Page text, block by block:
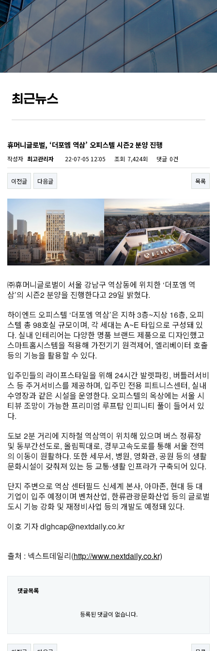
최근뉴스
휴머니글로벌, ‘더포엠 역삼’ 오피스텔 시즌2 분양 진행
작성자 최고관리자 22-07-05 12:05 조회 7,424회 댓글 0건
이전글 다음글 목록
㈜휴머니글로벌이 서울 강남구 역삼동에 위치한 ‘더포엠 역
삼’의 시즌2 분양을 진행한다고 29일 밝혔다.
하이엔드 오피스텔 ‘더포엠 역삼’은 지하 3층~지상 16층, 오피
스텔 총 98호실 규모이며, 각 세대는 A~E 타입으로 구성돼 있
다. 실내 인테리어는 다양한 명품 브랜드 제품으로 디자인했고
스마트홈시스템을 적용해 가전기기 원격제어, 엘리베이터 호출
등의 기능을 활용할 수 있다.
입주민들의 라이프스타일을 위해 24시간 발렛파킹, 버틀러서비
스 등 주거서비스를 제공하며, 입주민 전용 피트니스센터, 실내
수영장과 같은 시설을 운영한다. 오피스텔의 옥상에는 서울 시
티뷰 조망이 가능한 프리미엄 루프탑 인피니티 풀이 들어서 있
다.
도보 2분 거리에 지하철 역삼역이 위치해 있으며 버스 정류장
및 동부간선도로, 올림픽대로, 경부고속도로를 통해 서울 전역
의 이동이 원활하다. 또한 세무서, 병원, 영화관, 공원 등의 생활
문화시설이 갖춰져 있는 등 교통∙생활 인프라가 구축되어 있다.
단지 주변으로 역삼 센터필드 신세계 본사, 아마존, 현대 등 대
기업이 입주 예정이며 벤처산업, 한류관광문화산업 등의 글로벌
도시 기능 강화 및 재정비사업 등의 개발도 예정돼 있다.
이호 기자 dlghcap@nextdaily.co.kr
출처 : 넥스트데일리(http://www.nextdaily.co.kr)
댓글목록
등록된 댓글이 없습니다.